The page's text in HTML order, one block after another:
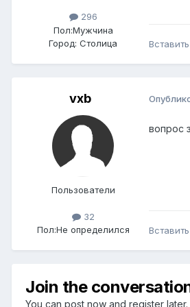
296
Пол:Мужчина
Город: Столица
vxb
Пользователи
32
Пол:Не определился
вопрос
Join the
You can post now and register